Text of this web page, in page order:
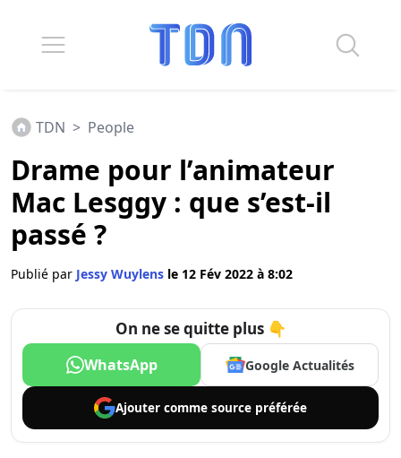
TDN > People
Drame pour l’animateur
Mac Lesggy : que s’est-il
passé ?
Publié par Jessy Wuylens le 12 Fév 2022 à 8:02
On ne se quitte plus 👇
WhatsApp Google Actualités
Ajouter comme source préférée